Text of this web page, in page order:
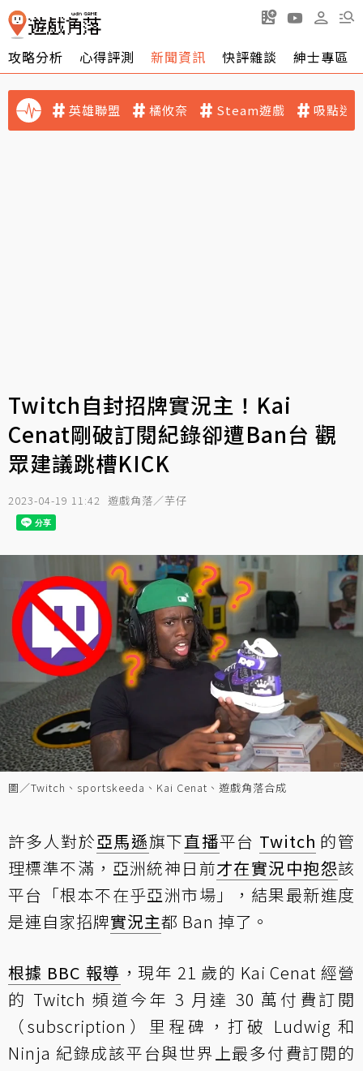
攻略分析 心得評測 新聞資訊 快評雜談 紳士專區
英雄聯盟 橘攸奈 Steam遊戲 吸點迷
Twitch自封招牌實況主！Kai
Cenat剛破訂閱紀錄卻遭Ban台 觀
眾建議跳槽KICK
2023-04-19 11:42 遊戲角落／芋仔
圖／Twitch、sportskeeda、Kai Cenat、遊戲角落合成
許多人對於亞馬遜旗下直播平台 Twitch 的管
理標準不滿，亞洲統神日前才在實況中抱怨該
平台「根本不在乎亞洲市場」，結果最新進度
是連自家招牌實況主都 Ban 掉了。
根據 BBC 報導 ，現年 21 歲的 Kai Cenat 經營
的 Twitch 頻道今年 3 月達 30 萬付費訂閱
（subscription）里程碑，打破 Ludwig 和
Ninja 紀錄成該平台與世界上最多付費訂閱的